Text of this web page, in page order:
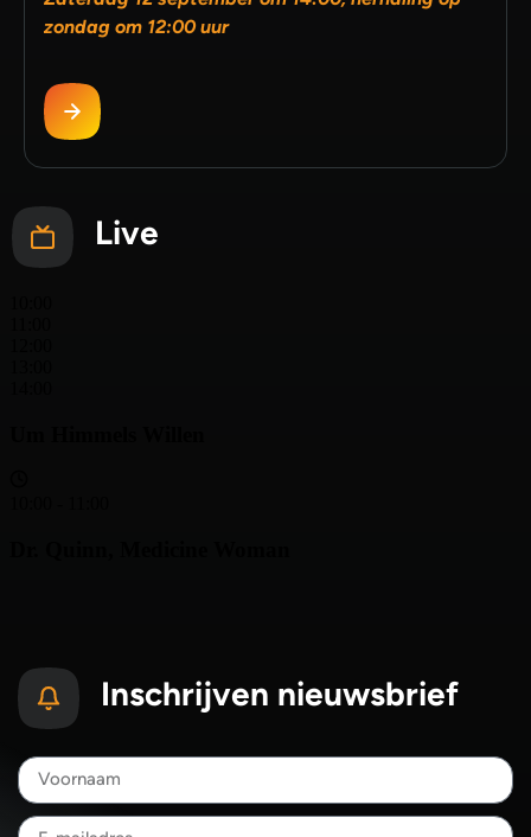
zondag om 12:00 uur
Live
Inschrijven nieuwsbrief